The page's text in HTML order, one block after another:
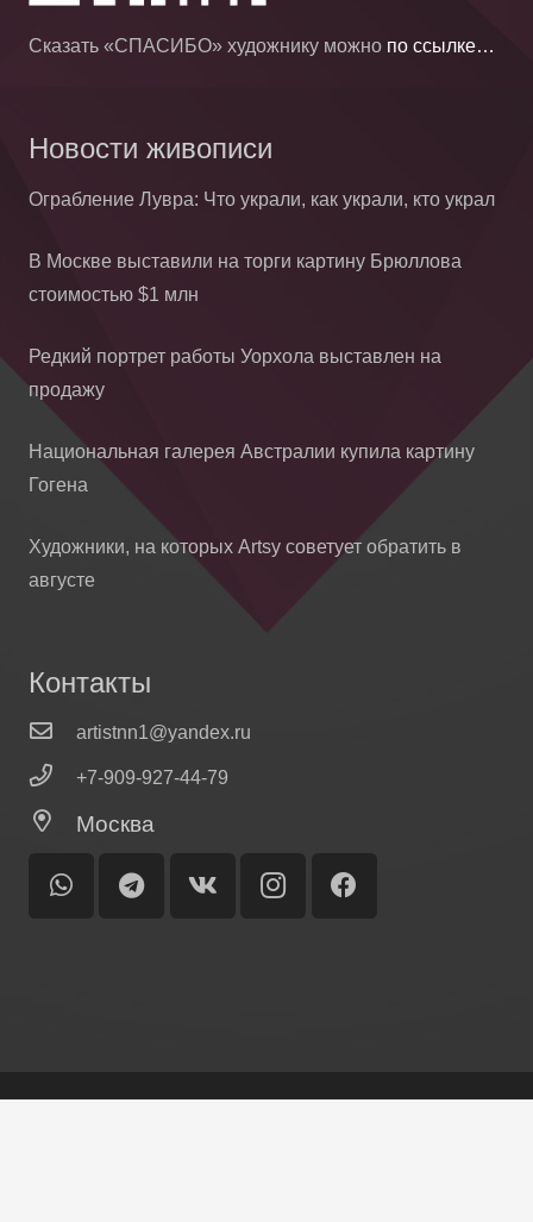
Сказать «СПАСИБО» художнику можно по ссылке…
Новости живописи
Ограбление Лувра: Что украли, как украли, кто украл
В Москве выставили на торги картину Брюллова
стоимостью $1 млн
Редкий портрет работы Уорхола выставлен на
продажу
Национальная галерея Австралии купила картину
Гогена
Художники, на которых Artsy советует обратить в
августе
Контакты
artistnn1@yandex.ru
+7-909-927-44-79
Москва